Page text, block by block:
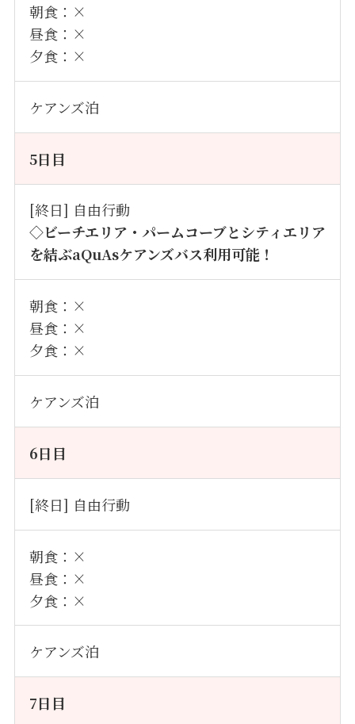
朝食：×
昼食：×
夕食：×
ケアンズ泊
5日目
[終日] 自由行動
◇ビーチエリア・パームコーブとシティエリア
を結ぶaQuAsケアンズバス利用可能！
朝食：×
昼食：×
夕食：×
ケアンズ泊
6日目
[終日] 自由行動
朝食：×
昼食：×
夕食：×
ケアンズ泊
7日目